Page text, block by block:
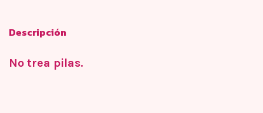
Descripción
No trea pilas.